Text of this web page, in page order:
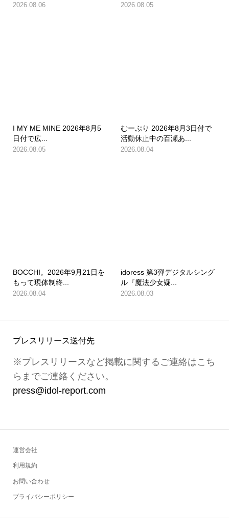
2026.08.06 2026.08.05
I MY ME MINE 2026年8月5
日付で広...
2026.08.05
むーぷり 2026年8月3日付で
活動休止中の百瀬あ...
2026.08.04
BOCCHI。2026年9月21日を
もって現体制終...
2026.08.04
idoress 第3弾デジタルシング
ル『魔法少女疑...
2026.08.03
プレスリリース送付先
※プレスリリースなど掲載に関するご連絡はこち
らまでご連絡ください。
press@idol-report.com
運営会社
利用規約
お問い合わせ
プライバシーポリシー